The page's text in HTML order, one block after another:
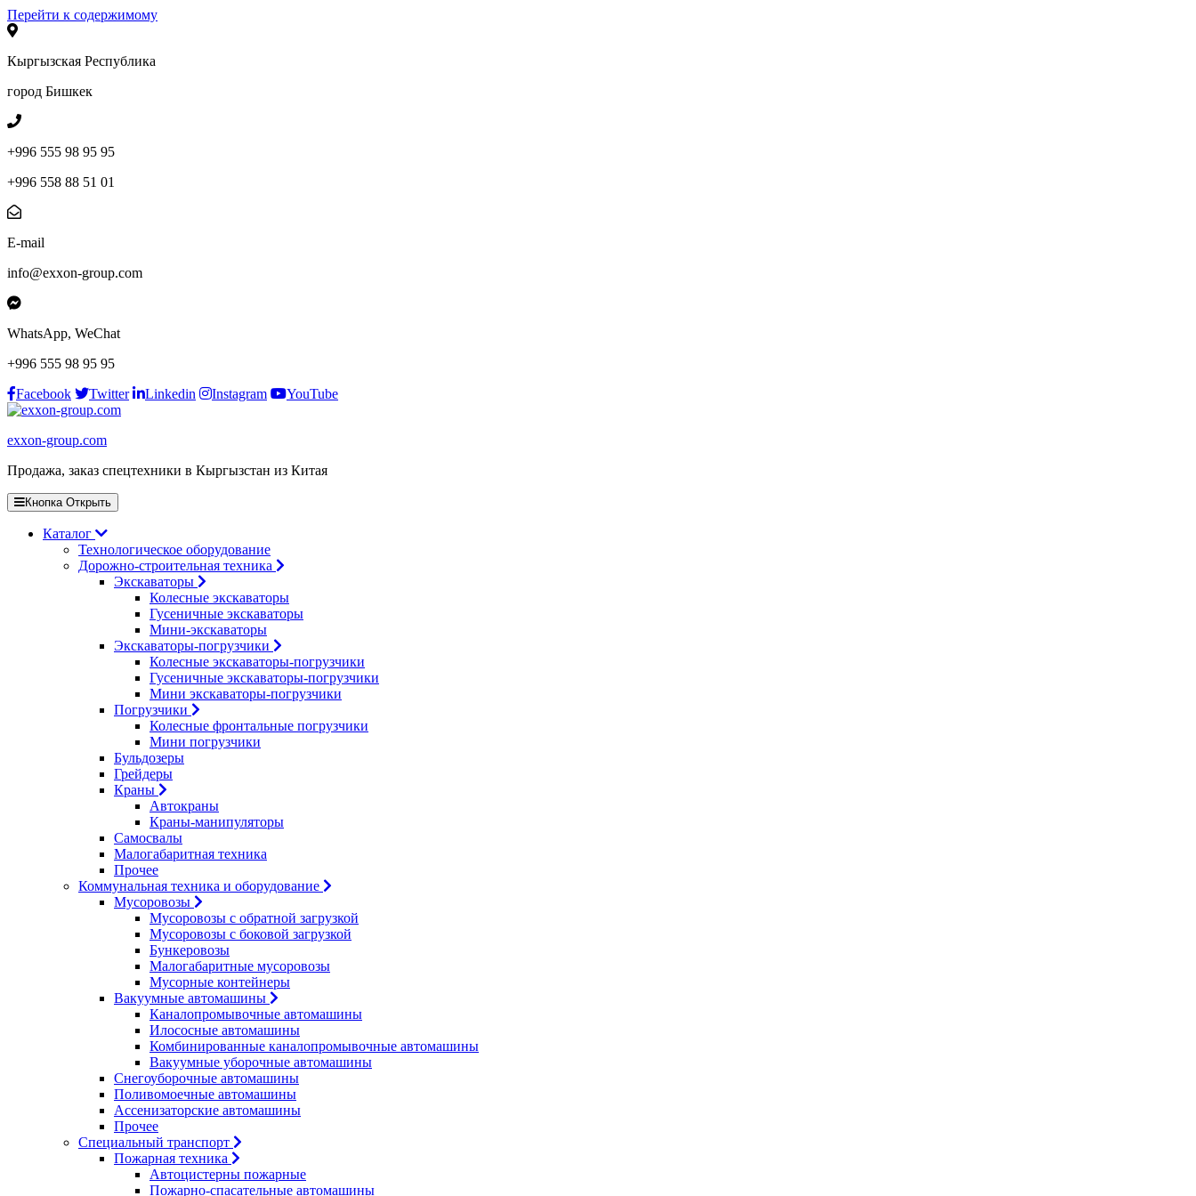
Перейти к содержимому
Кыргызская Республика
город Бишкек
+996 555 98 95 95
+996 558 88 51 01
E-mail
info@exxon-group.com
WhatsApp, WeChat
+996 555 98 95 95
Facebook
Twitter Linkedin Instagram YouTube
exxon-group.com
Продажа, заказ спецтехники в Кыргызстан из Китая
Кнопка Открыть
Каталог
Технологическое оборудование
Дорожно-строительная техника
Экскаваторы
Колесные экскаваторы
Гусеничные экскаваторы
Мини-экскаваторы
Экскаваторы-погрузчики
Колесные экскаваторы-погрузчики
Гусеничные экскаваторы-погрузчики
Мини экскаваторы-погрузчики
Погрузчики
Колесные фронтальные погрузчики
Мини погрузчики
Бульдозеры
Грейдеры
Краны
Автокраны
Краны-манипуляторы
Самосвалы
Малогабаритная техника
Прочее
Коммунальная техника и оборудование
Мусоровозы
Мусоровозы с обратной загрузкой
Мусоровозы с боковой загрузкой
Бункеровозы
Малогабаритные мусоровозы
Мусорные контейнеры
Вакуумные автомашины
Каналопромывочные автомашины
Илососные автомашины
Комбинированные каналопромывочные автомашины
Вакуумные уборочные автомашины
Снегоуборочные автомашины
Поливомоечные автомашины
Ассенизаторские автомашины
Прочее
Специальный транспорт
Пожарная техника
Автоцистерны пожарные
Пожарно-спасательные автомашины